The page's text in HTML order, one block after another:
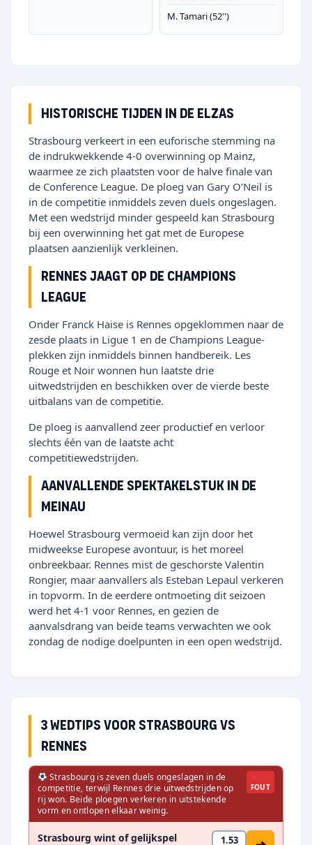
M. Tamari (52'')
Historische tijden in de Elzas
Strasbourg verkeert in een euforische stemming na
de indrukwekkende 4-0 overwinning op Mainz,
waarmee ze zich plaatsten voor de halve finale van
de Conference League. De ploeg van Gary O’Neil is
in de competitie inmiddels zeven duels ongeslagen.
Met een wedstrijd minder gespeeld kan Strasbourg
bij een overwinning het gat met de Europese
plaatsen aanzienlijk verkleinen.
Rennes jaagt op de Champions
League
Onder Franck Haise is Rennes opgeklommen naar de
zesde plaats in Ligue 1 en de Champions League-
plekken zijn inmiddels binnen handbereik. Les
Rouge et Noir wonnen hun laatste drie
uitwedstrijden en beschikken over de vierde beste
uitbalans van de competitie.
De ploeg is aanvallend zeer productief en verloor
slechts één van de laatste acht
competitiewedstrijden.
Aanvallende spektakelstuk in de
Meinau
Hoewel Strasbourg vermoeid kan zijn door het
midweekse Europese avontuur, is het moreel
onbreekbaar. Rennes mist de geschorste Valentin
Rongier, maar aanvallers als Esteban Lepaul verkeren
in topvorm. In de eerdere ontmoeting dit seizoen
werd het 4-1 voor Rennes, en gezien de
aanvalsdrang van beide teams verwachten we ook
zondag de nodige doelpunten in een open wedstrijd.
3 wedtips voor Strasbourg vs
Rennes
Strasbourg is zeven duels ongeslagen in de
competitie, terwijl Rennes drie uitwedstrijden op
rij won. Beide ploegen verkeren in uitstekende
vorm en ontlopen elkaar weinig.
FOUT
Strasbourg wint of gelijkspel
1.53